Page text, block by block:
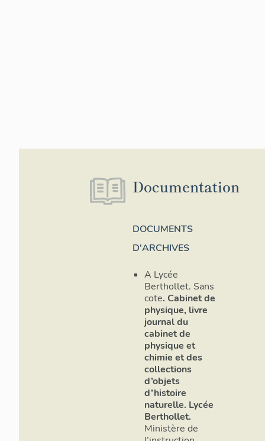
Documentation
DOCUMENTS
D'ARCHIVES
A Lycée
Berthollet. Sans
cote. Cabinet de
physique, livre
journal du
cabinet de
physique et
chimie et des
collections
d’objets
d’histoire
naturelle. Lycée
Berthollet.
Ministère de